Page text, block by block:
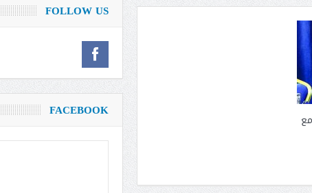
FOLLOW US
FACEBOOK